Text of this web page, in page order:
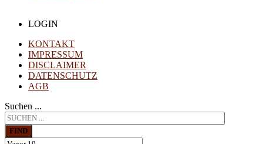
LOGIN
KONTAKT
IMPRESSUM
DISCLAIMER
DATENSCHUTZ
AGB
Suchen ...
FIND